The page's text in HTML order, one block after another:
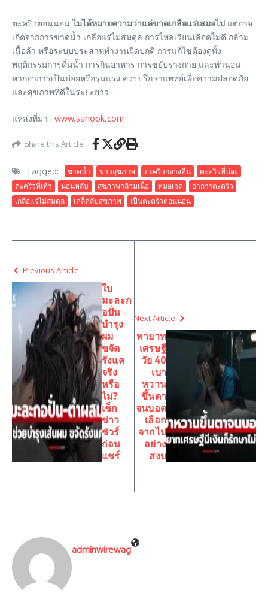
ตะคริวตอนนอนไม่ได้หมายความว่าแค่ขาดเกลือแร่เสมอไป แต่อาจ
เกิดจากการขาดน้ำ เกลือแร่ไม่สมดุล การไหลเวียนเลือดไม่ดี กล้าม
เนื้อล้า หรือระบบประสาททำงานผิดปกติ การแก้ไขต้องดูทั้ง
พฤติกรรมการดื่มน้ำ การกินอาหาร การขยับร่างกาย และท่านอน
หากอาการเป็นบ่อยหรือรุนแรง ควรปรึกษาแพทย์เพื่อความปลอดภัย
และสุขภาพที่ดีในระยะยาว
แหล่งที่มา : www.sanook.com
Share this Article
Tagged: ขาดน้ำ ข่าวสุขภาพ ตะคริวกลางคืน
ตะคริวที่น่อง
ตะคริวที่เท้า
นอนหลับ สุขภาพกล้ามเนื้อ หมอเจด
อาการตะคริว
เกลือแร่ไม่สมดุล
เคล็ดลับสุขภาพ เป็นตะคริวตอนนอน
Previous Article
ใบ
มะละก
อปั่น
บำรุง
ผม
ขจัด
รังแค
จริง
หรือ
ไม่?
เช็ก
ข่าว
ชัวร์
ก่อน
แชร์
Next Article
ทายาท
เศรษฐี
วัย 40
เบา
หวาน
ขึ้นตา
จนบอด
เลือก
จากไป
อย่าง
สงบ
adminwirewag